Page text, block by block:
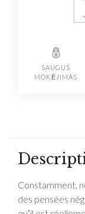
SAUGUS
MOKĖJIMAS
Constamment,
des pensées